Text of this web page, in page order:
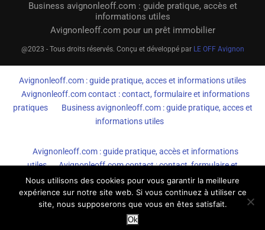
Business avignonleoff.com : guide pratique, accès et
informations utiles
Avignonleoff.com pour un prêt immobilier
@2023 - Tous droits réservés. Conçu et développé par LE OFF Avignon
Avignonleoff.com : guide pratique, acces et informations utiles
Avignonleoff.com contact : contact, formulaire et informations
pratiques
Business avignonleoff.com : guide pratique, acces et
informations utiles
Avignonleoff.com : guide pratique, accès et informations
utiles
Avignonleoff.com contact : contact, formulaire et
informations pratiques
Business avignonleoff.com : guide
pratique, accès et informations utiles
Nous utilisons des cookies pour vous garantir la meilleure
expérience sur notre site web. Si vous continuez à utiliser ce
site, nous supposerons que vous en êtes satisfait.
Ok
AvignonleOff.com